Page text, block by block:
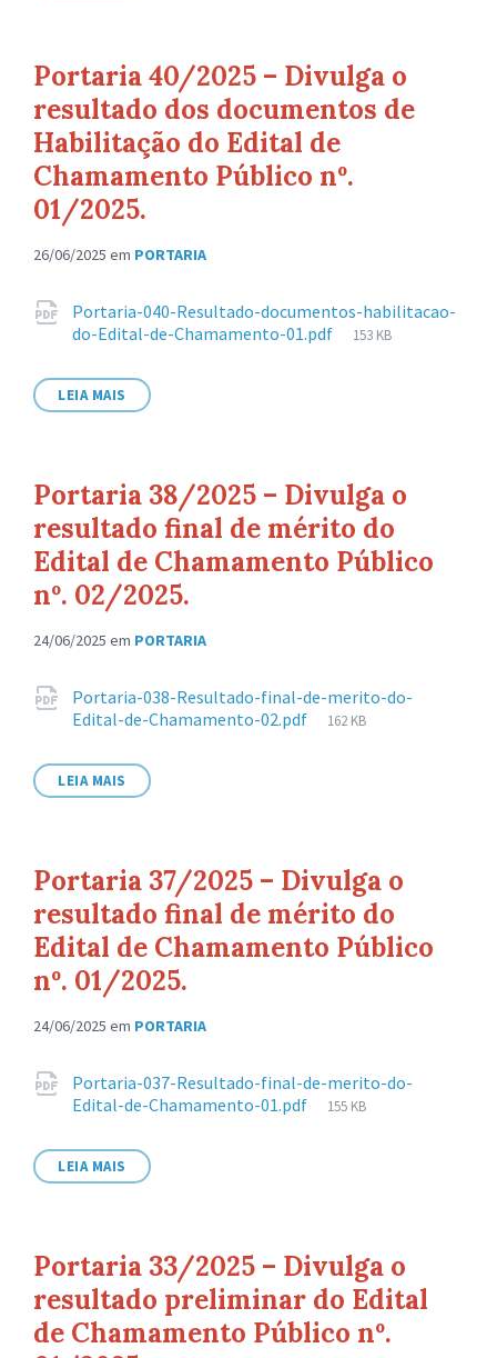
Portaria 40/2025 – Divulga o
resultado dos documentos de
Habilitação do Edital de
Chamamento Público nº.
01/2025.
26/06/2025 em PORTARIA
Anexos
Portaria-040-Resultado-documentos-habilitacao-
do-Edital-de-Chamamento-01.pdf
Tamanho
153 KB
LEIA MAIS
Portaria 38/2025 – Divulga o
resultado final de mérito do
Edital de Chamamento Público
nº. 02/2025.
24/06/2025 em PORTARIA
Anexos
Portaria-038-Resultado-final-de-merito-do-
Edital-de-Chamamento-02.pdf
Tamanho
162 KB
LEIA MAIS
Portaria 37/2025 – Divulga o
resultado final de mérito do
Edital de Chamamento Público
nº. 01/2025.
24/06/2025 em PORTARIA
Anexos
Portaria-037-Resultado-final-de-merito-do-
Edital-de-Chamamento-01.pdf
Tamanho
155 KB
LEIA MAIS
Portaria 33/2025 – Divulga o
resultado preliminar do Edital
de Chamamento Público nº.